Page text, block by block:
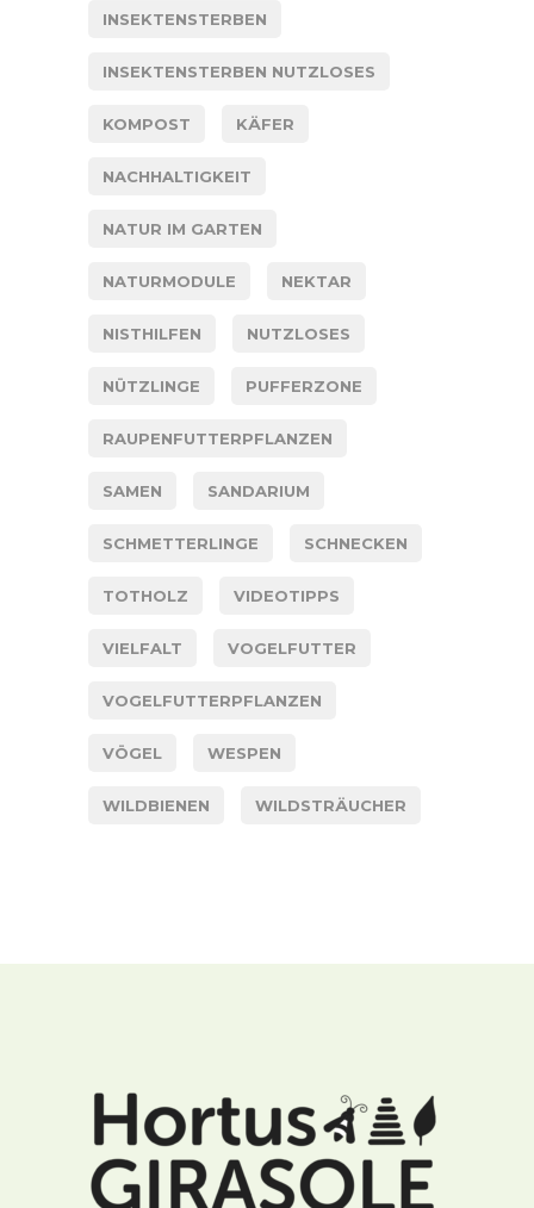
INSEKTENSTERBEN
INSEKTENSTERBEN NUTZLOSES
KOMPOST KÄFER
NACHHALTIGKEIT
NATUR IM GARTEN
NATURMODULE NEKTAR
NISTHILFEN NUTZLOSES
NÜTZLINGE PUFFERZONE
RAUPENFUTTERPFLANZEN
SAMEN SANDARIUM
SCHMETTERLINGE SCHNECKEN
TOTHOLZ VIDEOTIPPS
VIELFALT VOGELFUTTER
VOGELFUTTERPFLANZEN
VÖGEL WESPEN
WILDBIENEN WILDSTRÄUCHER